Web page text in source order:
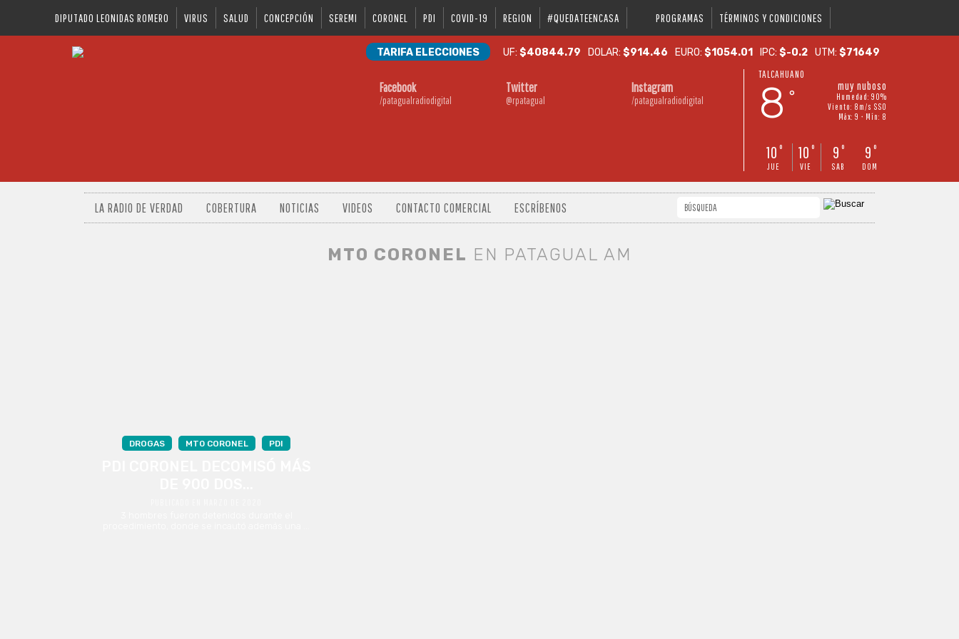
DIPUTADO LEONIDAS ROMERO VIRUS SALUD CONCEPCIÓN SEREMI CORONEL PDI COVID-19 REGION #QUEDATEENCASA PROGRAMAS TÉRMINOS Y CONDICIONES
TARIFA ELECCIONES UF:$40844.79 DOLAR:$914.46 EURO:$1054.01 IPC:$-0.2 UTM:$71649
Facebook
/patagualradiodigital
Twitter
@rpatagual
Instagram
/patagualradiodigital
TALCAHUANO
8 °
muy nuboso
Humedad: 90%
Viento: 8m/s SSO
Máx: 9 • Mín: 8
10 °
JUE
10 °
VIE
9 °
SAB
9 °
DOM
LA RADIO DE VERDAD COBERTURA NOTICIAS VIDEOS CONTACTO COMERCIAL ESCRÍBENOS
MT0 CORONEL EN PATAGUAL AM
DROGAS MT0 CORONEL PDI